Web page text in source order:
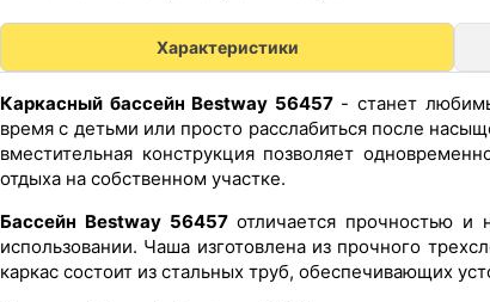
Характеристики
Каркасный бассейн Bestway 56457- станет
время с детьми или просто расслабиться после
вместительная конструкция позволяет
отдыха на собственном участке.
Бассейн Bestway 56457отличается прочностью и
использовании. Чаша изготовлена из прочного
каркас состоит из стальных труб, обеспечивающих